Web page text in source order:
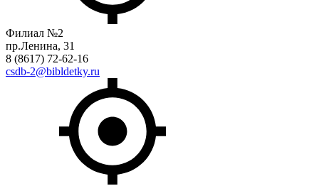
Филиал №2
пр.Ленина, 31
8 (8617) 72-62-16
csdb-2@bibldetky.ru